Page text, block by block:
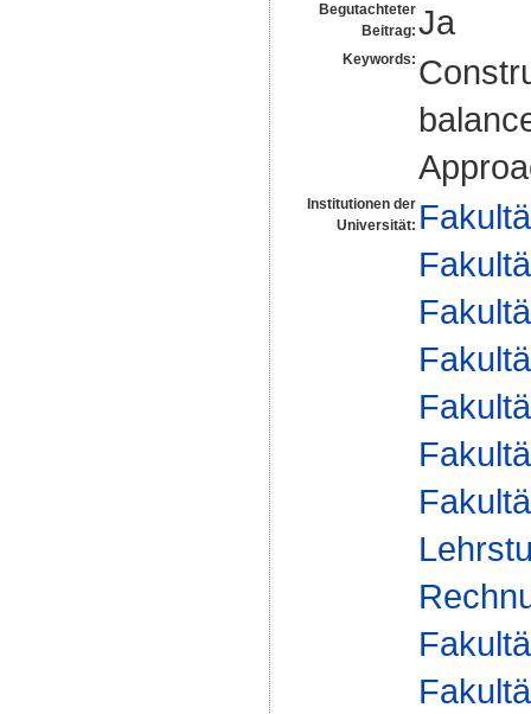
Begutachteter
Beitrag: Ja
Keywords:
Institutionen der
Universität: